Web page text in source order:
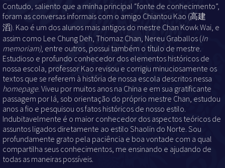
Contudo, saliento que a minha principal “fonte de conhecimento”,
foram as conversas informais com o amigo Chiantou Kao (高建
滔). Kao é um dos alunos mais antigos do mestre Chan Kowk Wai, e
assim como Lee Chung Deh, Thomaz Chan, Nereu Graballos (In
memoriam), entre outros, possui também o título de mestre.
Estudioso e profundo conhecedor dos elementos históricos de
nossa escola, professor Kao revisou e corrigiu minuciosamente os
textos que se referem à história de nossa escola descritos nessa
homepage. Viveu por muitos anos na China e em sua gratificante
passagem por lá, sob orientação do próprio mestre Chan, estudou
anos a fio e pesquisou os fatos históricos de nosso estilo.
Indubitavelmente é o maior conhecedor dos aspectos teóricos de
assuntos ligados diretamente ao estilo Shaolin do Norte. Sou
profundamente grato pela paciência e boa vontade com a qual
compartilha seus conhecimentos, me ensinando e ajudando de
todas as maneiras possíveis.